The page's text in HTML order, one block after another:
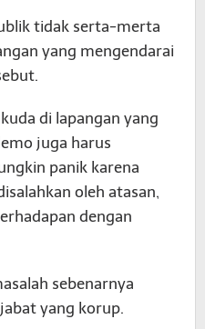
tidak serta-merta
yang mengendarai
di lapangan yang
juga harus
panik karena
oleh atasan,
dengan
sebenarnya
yang korup.